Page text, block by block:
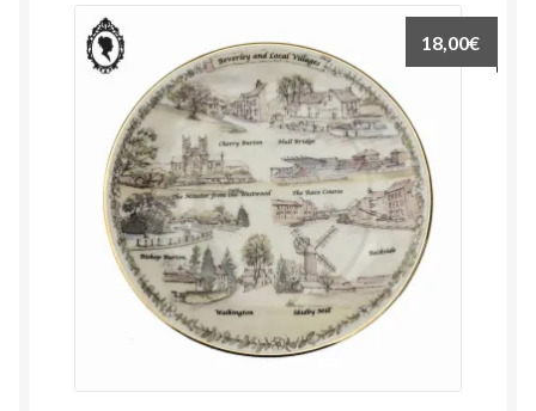
18,00€